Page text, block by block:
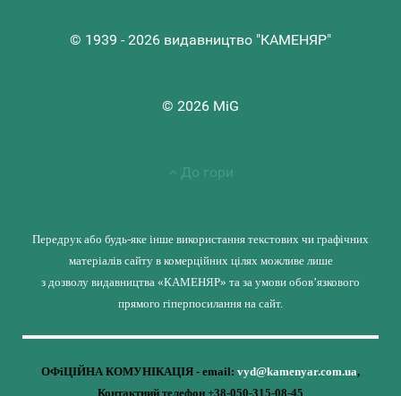
© 1939 - 2026 видавництво "КАМЕНЯР"
© 2026 MiG
До гори
Передрук або будь-яке інше використання текстових чи графічних
матеріалів сайту в комерційних цілях можливе лише
з дозволу видавництва «КАМЕНЯР» та за умови обов’язкового
прямого гіперпосилання на сайт.
ОФіЦІЙНА КОМУНІКАЦІЯ - email: vyd@kamenyar.com.ua,
Контактний телефон +38-050-315-08-45